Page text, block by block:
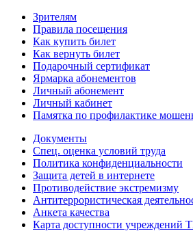
Зрителям
Правила посещения
Как купить билет
Как вернуть билет
Подарочный сертификат
Ярмарка абонементов
Личный абонемент
Личный кабинет
Памятка по профилактике
Документы
Спец. оценка условий труда
Политика конфиденциальности
Защита детей в интернете
Противодействие экстремизму
Антитеррористическая
Анкета качества
Карта доступности учреждений